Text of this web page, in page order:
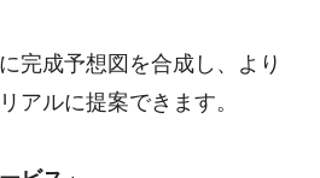
完成予想図を合成し、より
アルに提案できます。